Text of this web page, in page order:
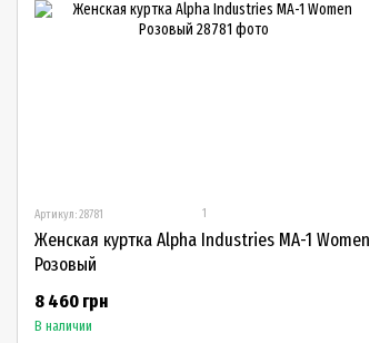
Артикул: 28781 1
Женская куртка Alpha Industries MA-1 Women
Розовый
8 460 грн
В наличии